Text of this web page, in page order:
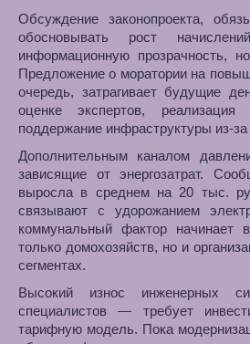
Обсуждение законопроекта,
обосновывать рост
информационную прозрачность,
Предложение о моратории на
очередь, затрагивает будущие
оценке экспертов,
поддержание инфраструктуры из-
Дополнительным каналом
зависящие от энергозатрат.
выросла в среднем на 20 тыс.
связывают с удорожанием
коммунальный фактор начинает
только домохозяйств, но и
сегментах.
Высокий износ инженерных
специалистов — требует
тарифную модель. Пока